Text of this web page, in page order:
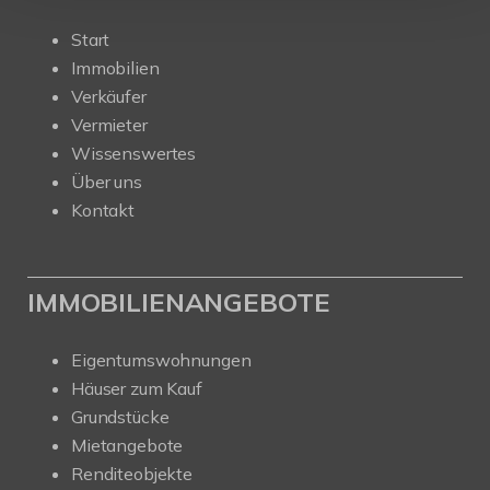
Start
Immobilien
Verkäufer
Vermieter
Wissenswertes
Über uns
Kontakt
IMMOBILIENANGEBOTE
Eigentumswohnungen
Häuser zum Kauf
Grundstücke
Mietangebote
Renditeobjekte